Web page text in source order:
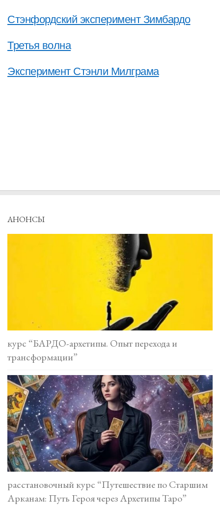
Стэнфордский эксперимент Зимбардо
Третья волна
Эксперимент Стэнли Милграма
АНОНСЫ
курс “БАРДО-архетипы. Опыт перехода и
трансформации”
расстановочный курс “Путешествие по Старшим
Арканам: Путь Героя через Архетипы Таро”